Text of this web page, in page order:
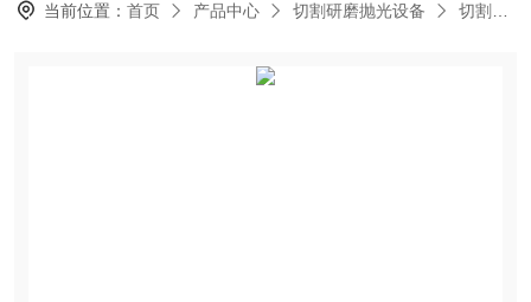
当前位置：首页 产品中心 切割研磨抛光设备 切割机